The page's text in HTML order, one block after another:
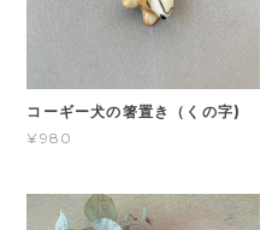
コーギー犬の箸置き（くの字)
¥980